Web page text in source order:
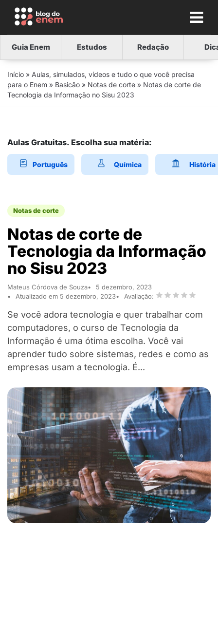
Guia Enem Estudos Redação
Início » Aulas, simulados, vídeos e tudo o que você precisa
para o Enem » Basicão » Notas de corte » Notas de corte de
Tecnologia da Informação no Sisu 2023
Aulas Gratuitas. Escolha sua matéria:
Português Química História
Notas de corte
Notas de corte de
Tecnologia da Informação
no Sisu 2023
Mateus Córdova de Souza
5 dezembro, 2023
Atualizado em 5 dezembro, 2023
Avaliação:
Se você adora tecnologia e quer trabalhar com
computadores, o curso de Tecnologia da
Informação é uma ótima escolha. Você vai
aprender tudo sobre sistemas, redes e como as
empresas usam a tecnologia. É...